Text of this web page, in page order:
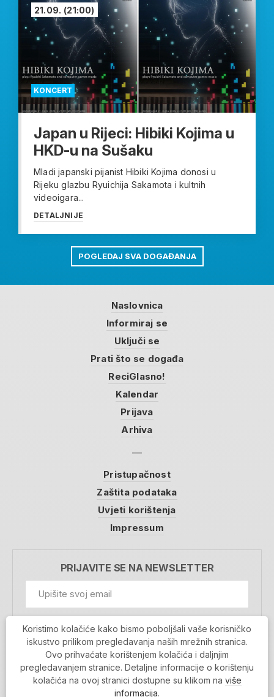
KONCERT
21.09. (21:00)
Japan u Rijeci: Hibiki Kojima u
HKD-u na Sušaku
Mladi japanski pijanist Hibiki Kojima donosi u
Rijeku glazbu Ryuichija Sakamota i kultnih
videoigara...
DETALJNIJE
POGLEDAJ SVA DOGAĐANJA
Naslovnica
Informiraj se
Uključi se
Prati što se događa
ReciGlasno!
Kalendar
Prijava
Arhiva
Pristupačnost
Zaštita podataka
Uvjeti korištenja
Impressum
PRIJAVITE SE NA NEWSLETTER
Prihvaćam da se moji podaci spremaju u bazu
podataka i koriste u svrhu slanja MojaRijeka
newslettera
MOJARIJEKA NEWSLETTER
PRIJAVI SE
Koristimo kolačiće kako bismo poboljšali vaše korisničko
iskustvo prilikom pregledavanja naših mrežnih stranica.
Ovo prihvaćate korištenjem kolačića i daljnjim
pregledavanjem stranice. Detaljne informacije o korištenju
kolačića na ovoj stranici dostupne su klikom na više
informacija.